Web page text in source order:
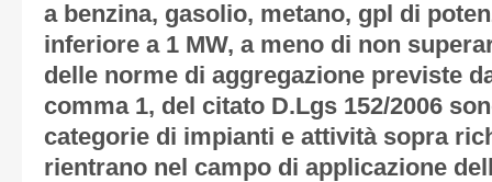
a benzina, gasolio, metano, gpl di
inferiore a 1 MW, a meno di non
delle norme di aggregazione previste
comma 1, del citato D.Lgs 152/2006
categorie di impianti e attività sopra
rientrano nel campo di applicazione